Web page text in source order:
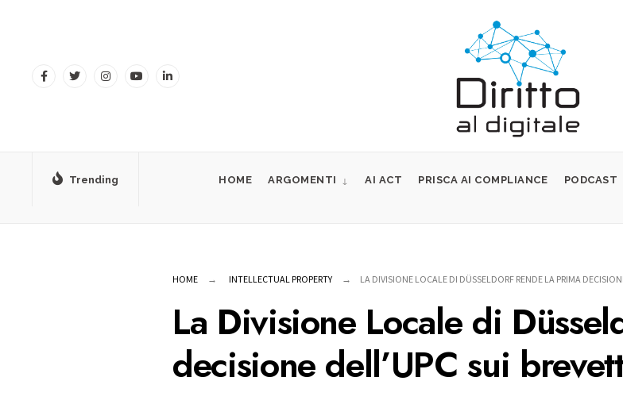
Trending HOME ARGOMENTI AI ACT PRISCA AI COMPLIANCE PODCAST
HOME INTELLECTUAL PROPERTY LA DIVISIONE LOCALE DI DÜSSELDORF RENDE LA PRIMA
La Divisione Locale di
decisione dell’UPC sui